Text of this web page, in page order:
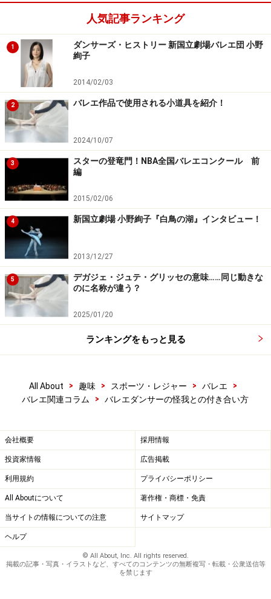
まうと、上記のような思わぬ怪我をしてしまうことがあ
ります。ですので、適度に身体の声を聞くこともパフォ
ーマンスをアップさせるためには必要となります。
身体の声を聞くのは大事と思っていても、上達にブレー
キが掛かるようでついつい疎かにしがちなこともあるで
しょう。そういう時は、身体の専門家に診てもらって、
何処がどうなっているのか、何処に負担がかかっている
のか、といったことを指摘してもらうようにするといい
でしょう。
お金はかかりますが、それをせず怪我をしてしまった時
の代償のほうが大きくなることも珍しくありません。
チームあなた
オリンピック選手が「チーム○○」を結成し、技術の専門
家、食事の専門家、メンタルの専門家などと連携して、
メダルを目指すことがありますね。あれを真似て、「チ
ームあなた」を結成してはいかがでしょうか？
もちろん、大々的に公表する必要はなく、頼れる専門家
ナー、治療師、管理栄養士、メンタルコーチなど、あな
たのパフォーマンスを上げるのをサポートしてくれそう
求める程度でもいいと思います。
自分一人では気づけないような、さまざまなアドバイス
が得られること間違いなしです。
大人のバレエの生徒さんでも、上達を意識している方に
はおすすめいたします。
人気記事ランキング
1
ダンサーズ・ヒストリー 新国立劇場バレエ団 小野
絢子
2014/02/03
2 バレエ作品で使用される小道具を紹介！
2024/10/07
3
スターの登竜門！NBA全国バレエコンクール 前
編
2015/02/06
4 新国立劇場 小野絢子『白鳥の湖』インタビュー！
2013/12/27
5
デガジェ・ジュテ・グリッセの意味……同じ動きな
のに名称が違う？
2025/01/20
ランキングをもっと見る
All About > 趣味 > スポーツ・レジャー > バレエ
>
バレエ関連コラム
> バレエダンサーの怪我との付き合い方
会社概要 採用情報
投資家情報 広告掲載
利用規約 プライバシーポリシー
All Aboutについて 著作権・商標・免責
当サイトの情報についての注意 サイトマップ
ヘルプ
© All About, Inc. All rights reserved.
掲載の記事・写真・イラストなど、すべてのコンテンツの無断複写・転載・公衆送信等
を禁じます